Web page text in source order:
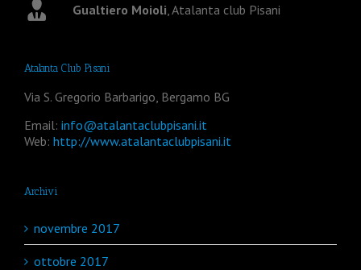
Gualtiero Moioli Atalanta club Pisani
Atalanta Club Pisani
Via S. Gregorio Barbarigo, Bergamo BG
Email: info@atalantaclubpisani.it
Web: http://www.atalantaclubpisani.it
Archivi
novembre 2017
ottobre 2017